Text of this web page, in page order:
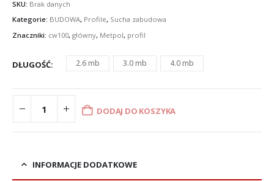
do
£11.16
SKU: Brak danych
Kategorie: BUDOWA, Profile, Sucha zabudowa
Znaczniki: cw100, główny, Metpol, profil
DŁUGOŚĆ 2.6 mb 3.0 mb 4.0 mb
DODAJ DO KOSZYKA
INFORMACJE DODATKOWE